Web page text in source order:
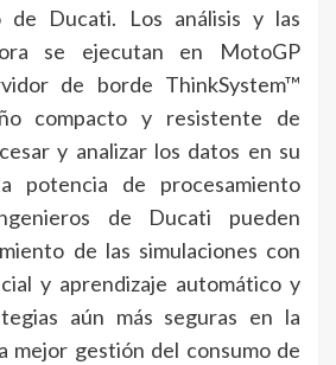
de Ducati. Los análisis y las
se ejecutan en MotoGP
de borde ThinkSystem™
compacto y resistente de
y analizar los datos en su
potencia de procesamiento
de Ducati pueden
de las simulaciones con
y aprendizaje automático y
aún más seguras en la
mejor gestión del consumo de